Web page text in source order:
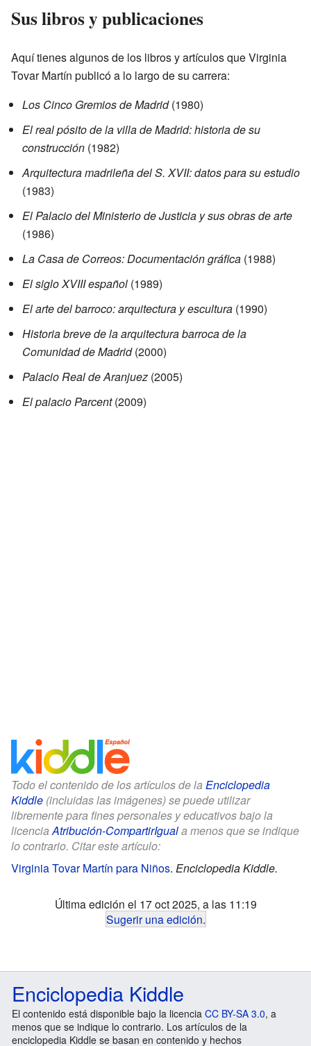
Sus libros y publicaciones
Aquí tienes algunos de los libros y artículos que Virginia
Tovar Martín publicó a lo largo de su carrera:
Los Cinco Gremios de Madrid(1980)
El real pósito de la villa de Madrid: historia de su
construcción (1982)
Arquitectura madrileña del S. XVII: datos para su estudio
(1983)
El Palacio del Ministerio de Justicia y sus obras de arte
(1986)
La Casa de Correos: Documentación gráfica (1988)
El siglo XVIII español (1989)
El arte del barroco: arquitectura y escultura (1990)
Historia breve de la arquitectura barroca de la
Comunidad de Madrid(2000)
Palacio Real de Aranjuez (2005)
El palacio Parcent(2009)
Todo el contenido de los artículos de la Enciclopedia
Kiddle (incluidas las imágenes) se puede utilizar
libremente para fines personales y educativos bajo la
licenciaAtribución-CompartirIguala menos que se indique
lo contrario. Citar este artículo:
Virginia Tovar Martín para Niños. Enciclopedia Kiddle.
Última edición el 17 oct 2025, a las 11:19
Sugerir una edición.
Enciclopedia Kiddle
El contenido está disponible bajo la licencia CC BY-SA 3.0, a
menos que se indique lo contrario. Los artículos de la
enciclopedia Kiddle se basan en contenido y hechos